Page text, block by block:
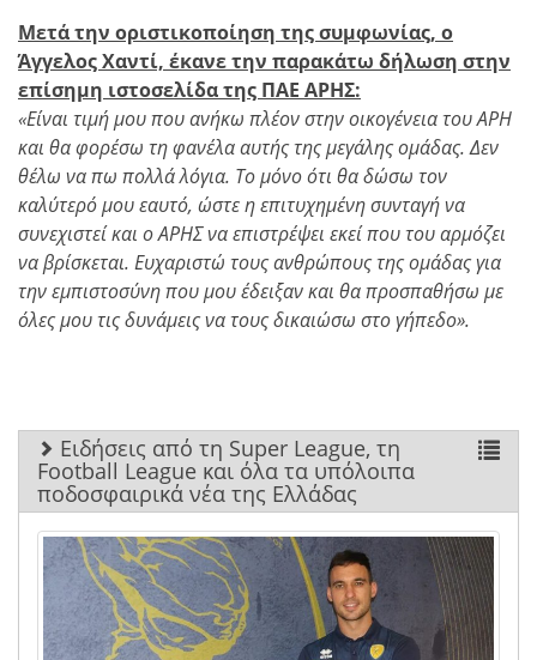
Μετά την οριστικοποίηση της συμφωνίας, ο
Άγγελος Χαντί, έκανε την παρακάτω δήλωση στην
επίσημη ιστοσελίδα της ΠΑΕ ΑΡΗΣ:
«Είναι τιμή μου που ανήκω πλέον στην οικογένεια του ΑΡΗ
και θα φορέσω τη φανέλα αυτής της μεγάλης ομάδας. Δεν
θέλω να πω πολλά λόγια. Το μόνο ότι θα δώσω τον
καλύτερό μου εαυτό, ώστε η επιτυχημένη συνταγή να
συνεχιστεί και ο ΑΡΗΣ να επιστρέψει εκεί που του αρμόζει
να βρίσκεται. Ευχαριστώ τους ανθρώπους της ομάδας για
την εμπιστοσύνη που μου έδειξαν και θα προσπαθήσω με
όλες μου τις δυνάμεις να τους δικαιώσω στο γήπεδο».
Ειδήσεις από τη Super League, τη
Football League και όλα τα υπόλοιπα
ποδοσφαιρικά νέα της Ελλάδας